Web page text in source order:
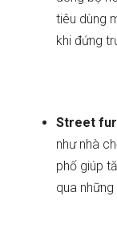
tiêu dùng
khi đứng
Street
như nhà
phố giúp
qua